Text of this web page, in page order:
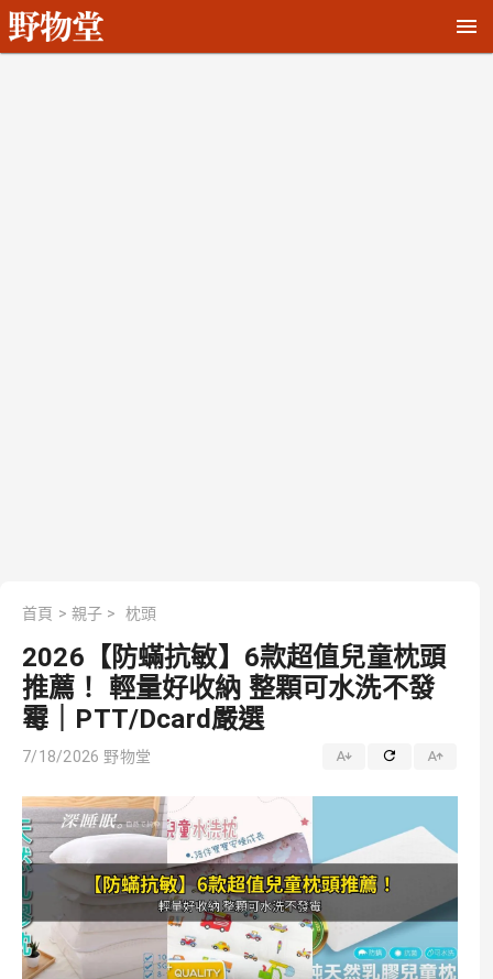
首頁 > 親子 > 枕頭
2026【防蟎抗敏】6款超值兒童枕頭
推薦！ 輕量好收納 整顆可水洗不發
霉｜PTT/Dcard嚴選
7/18/2026 野物堂